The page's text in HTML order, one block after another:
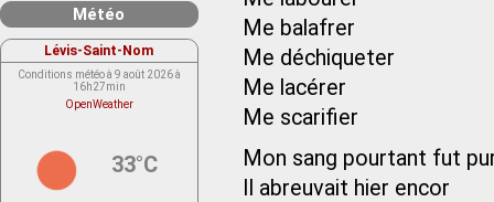
Me balafrer
Me déchiqueter
Me lacérer
Me scarifier
Mon sang pourtant fut
Il abreuvait hier encor
Météo
Lévis-Saint-Nom
Conditions météo à 9 août 2026 à
16h27min
OpenWeather
33°C